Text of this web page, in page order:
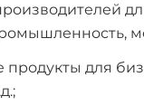
для